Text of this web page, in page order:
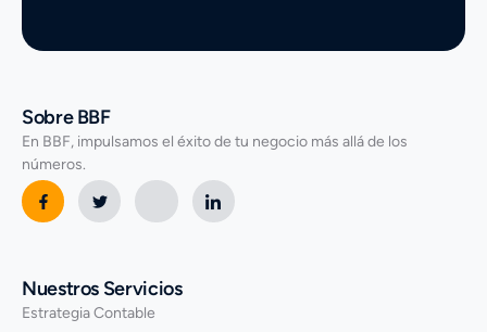
Sobre BBF
En BBF, impulsamos el éxito de tu negocio más allá de los
números.
Nuestros Servicios
Estrategia Contable